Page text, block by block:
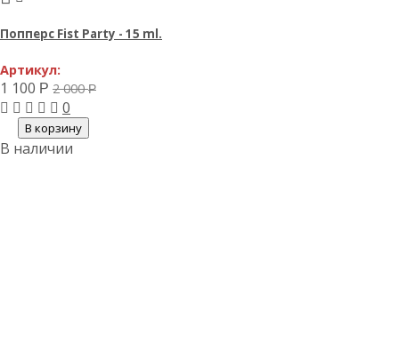
Попперс Fist Party - 15 ml.
Артикул:
1 100 Р 2 000Р
0
В корзину
В наличии